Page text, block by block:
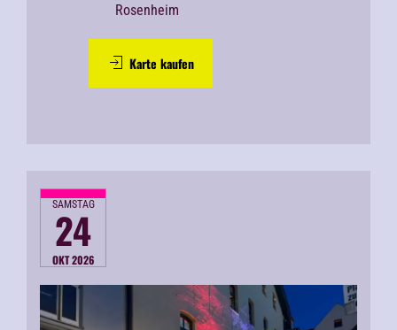
Rosenheim
Karte kaufen
SAMSTAG
24
OKT 2026